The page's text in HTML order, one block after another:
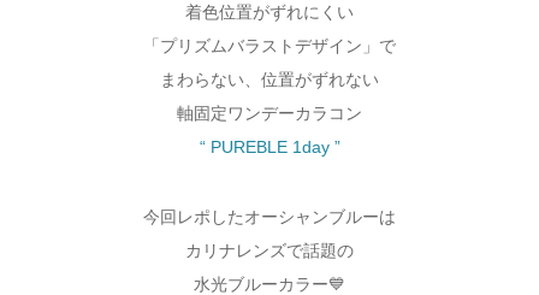
着色位置がずれにくい
「プリズムバラストデザイン」で
まわらない、位置がずれない
軸固定ワンデーカラコン
“ PUREBLE 1day ”
今回レポしたオーシャンブルーは
カリナレンズで話題の
水光ブルーカラー💙